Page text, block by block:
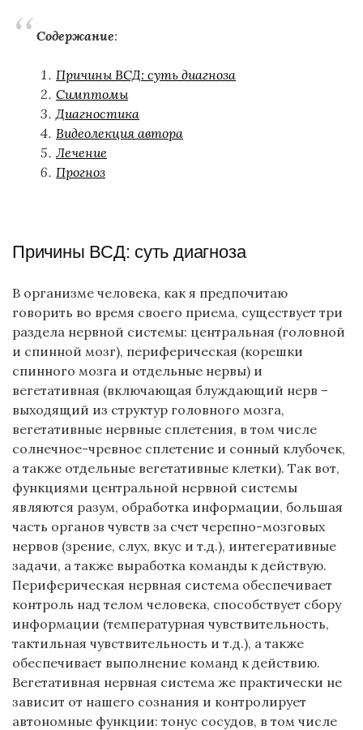
Содержание:
Причины ВСД: суть диагноза
Симптомы
Диагностика
Видеолекция автора
Лечение
Прогноз
Причины ВСД: суть диагноза
В организме человека, как я предпочитаю
говорить во время своего приема, существует три
раздела нервной системы: центральная (головной
и спинной мозг), периферическая (корешки
спинного мозга и отдельные нервы) и
вегетативная (включающая блуждающий нерв –
выходящий из структур головного мозга,
вегетативные нервные сплетения, в том числе
солнечное-чревное сплетение и сонный клубочек,
а также отдельные вегетативные клетки). Так вот,
функциями центральной нервной системы
являются разум, обработка информации, большая
часть органов чувств за счет черепно-мозговых
нервов (зрение, слух, вкус и т.д.), интегеративные
задачи, а также выработка команды к действую.
Периферическая нервная система обеспечивает
контроль над телом человека, способствует сбору
информации (температурная чувствительность,
тактильная чувствительность и т.д.), а также
обеспечивает выполнение команд к действию.
Вегетативная нервная система же практически не
зависит от нашего сознания и контролирует
автономные функции: тонус сосудов, в том числе